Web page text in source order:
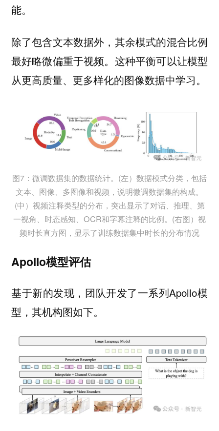
能。
除了包含文本数据外，其余模式的混合比例
最好略微偏重于视频。这种平衡可以让模型
从更高质量、更多样化的图像数据中学习。
图7：微调数据集的数据统计。(左）数据模式分类，包括
文本、图像、多图像和视频，说明微调数据集的构成。
(中）视频注释类型的分布，突出显示了对话、推理、第
一视角、时态感知、OCR和字幕注释的比例。(右图）视
频时长直方图，显示了训练数据集中时长的分布情况
Apollo模型评估
基于新的发现，团队开发了一系列Apollo模
型，其机构图如下。